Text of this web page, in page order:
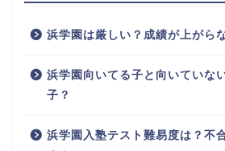
浜学園は厳しい？成績が上がら
浜学園向いてる子と向いていな
子？
浜学園入塾テスト難易度は？不